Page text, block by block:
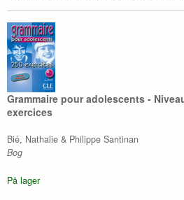
Grammaire pour adolescents -
exercices
Bié, Nathalie & Philippe Santinan
Bog
På lager